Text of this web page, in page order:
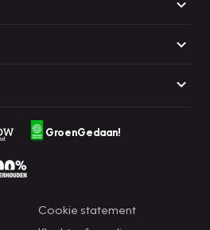
GroenGedaan!
Cookie statement